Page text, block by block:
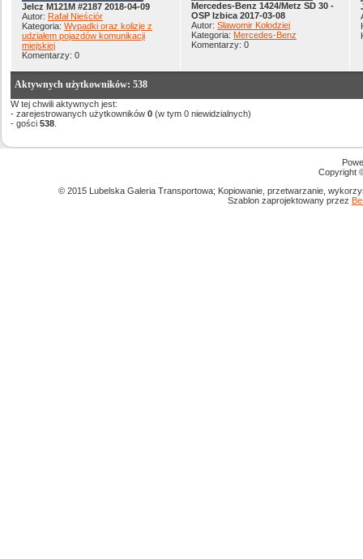
Jelcz M121M #2187 2018-04-09
Autor: Rafał Nieściór
Kategoria: Wypadki oraz kolizje z
udziałem pojazdów komunikacji
miejskiej
Komentarzy: 0
Mercedes-Benz 1424/Metz SD 30 -
OSP Izbica 2017-03-08
Autor: Sławomir Kołodziej
Kategoria: Mercedes-Benz
Komentarzy: 0
Aktywnych użytkowników: 538
W tej chwili aktywnych jest:
- zarejestrowanych użytkowników 0 (w tym 0 niewidzialnych)
- gości 538
Copyright
© 2015 Lubelska Galeria Transportowa; Kopiowanie, przetwarzanie,
Szablon zaprojektowany przez